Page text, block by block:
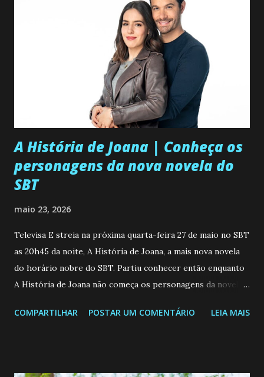
A História de Joana | Conheça os
personagens da nova novela do
SBT
maio 23, 2026
Televisa E streia na próxima quarta-feira 27 de maio no SBT
as 20h45 da noite, A História de Joana, a mais nova novela
do horário nobre do SBT. Partiu conhecer então enquanto
A História de Joana não começa os personagens da novela?
de 25/05/26 a 31/05/26 JOANA GUADALUPE (Camila
COMPARTILHAR POSTAR UM COMENTÁRIO LEIA MAIS